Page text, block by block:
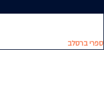
ספרי ברסלב